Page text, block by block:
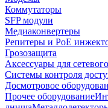
Коммутаторы
SFP модули
Медиаконвертеры
Репитеры и PoE
Грозозащита
Аксессуары для
Системы контроля
Досмотровое
Прочее оборудование